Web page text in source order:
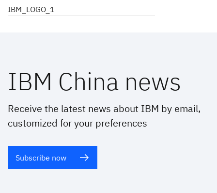
IBM_LOGO_1
IBM China news
Receive the latest news about IBM by email,
customized for your preferences
Subscribe now